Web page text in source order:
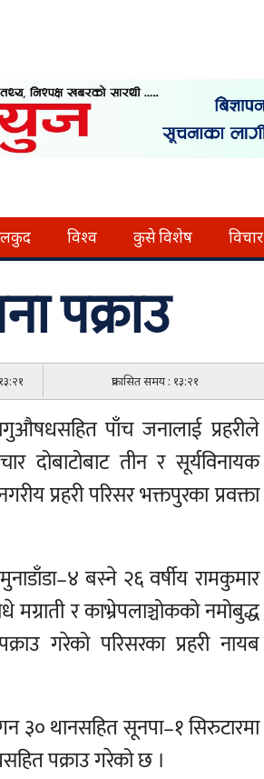
विश्व कुसे विशेष विचार
पक्राउ
प्रकासित समय : १३:२१
पाँच जनालाई प्रहरीले
दोबाटोबाट तीन र सूर्यविनायक
प्रहरी परिसर भक्तपुरका प्रवक्ता
बस्ने २६ वर्षीय रामकुमार
र काभ्रेपलाञ्चोकको नमोबुद्ध
गरेको परिसरका प्रहरी नायब
३० थानसहित सूनपा–१ सिरुटारमा
पक्राउ गरेको छ ।